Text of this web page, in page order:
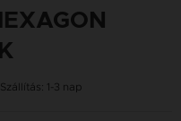
Szállítás: 1-3 nap